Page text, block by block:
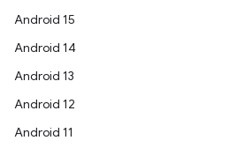
Android 15
Android 14
Android 13
Android 12
Android 11